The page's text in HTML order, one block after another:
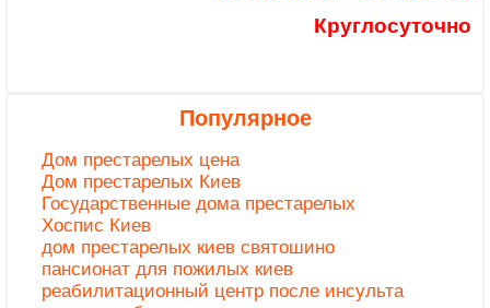
Круглосуточно
Популярное
Дом престарелых цена
Дом престарелых Киев
Государственные дома престарелых
Хоспис Киев
дом престарелых киев святошино
пансионат для пожилых киев
реабилитационный центр после инсульта